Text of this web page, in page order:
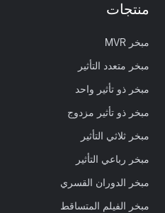
منتجات
مبخر MVR
مبخر متعدد التأثير
مبخر ذو تأثير واحد
مبخر ذو تأثير مزدوج
مبخر ثلاثي التأثير
مبخر رباعي التأثير
مبخر الدوران القسري
مبخر الفيلم المتساقط